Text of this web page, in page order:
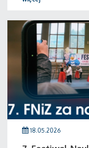
18.05.2026